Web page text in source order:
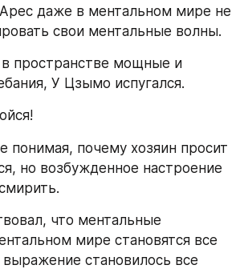
даже в ментальном мире не
свои ментальные волны.
в пространстве мощные и
У Цзымо испугался.
почему хозяин просит
но возбужденное настроение
что ментальные
мире становятся все
выражение становилось все